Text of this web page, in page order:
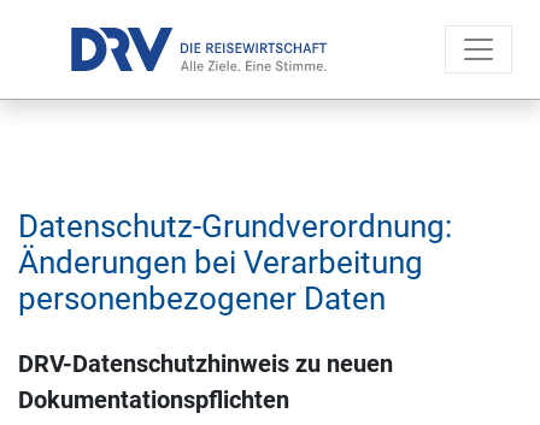
Datenschutz-Grundverordnung:
Änderungen bei Verarbeitung
personenbezogener Daten
DRV-Datenschutzhinweis zu neuen
Dokumentationspflichten